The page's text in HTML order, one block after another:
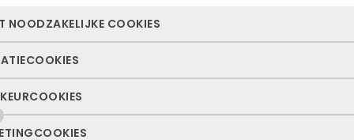
€169.95
Maat
44
NOODZAKELIJKE COOKIES
cookies zorgen ervoor dat de website überhaupt werkt. Ze
actief en kunnen niet worden uitgezet. Meestal worden
geplaatst als jij iets doet, zoals inloggen, een formulier
opslaan. Je kunt je browser zo instellen
cookies zien we hoe vaak onze site bezocht wordt, waar
vandaan komen en welke pagina’s populair zijn. Zo